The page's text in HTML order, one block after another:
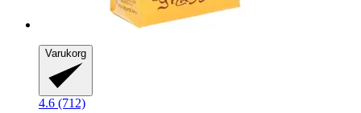
Varukorg
4.6 (712)